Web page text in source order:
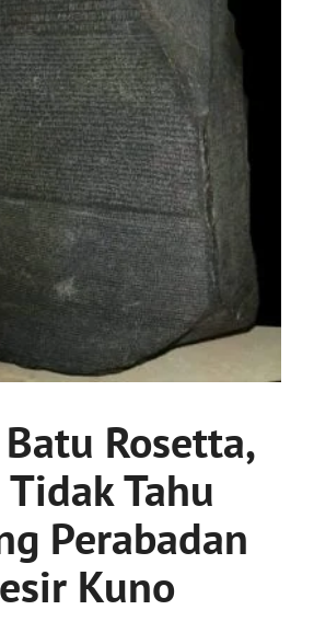
Rosetta,
Tahu
Perabadan
Kuno